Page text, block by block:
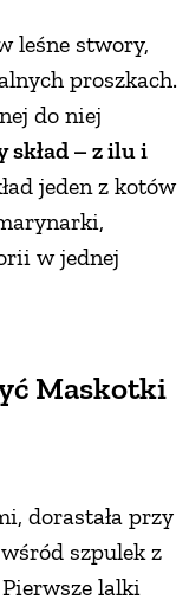
leśne stwory,
proszkach.
do niej
skład – z ilu i
jeden z kotów
w jednej
Maskotki
dorastała przy
szpulek z
lalki